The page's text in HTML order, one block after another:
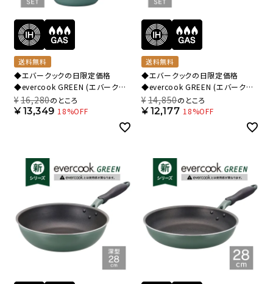
送料無料
◆エバークックの日限定価格
◆evercook GREEN (エバークッ
ク グリーン) IH対応 着脱式 フライ
パン セット 6点 EFGST6【HO】
¥16,280のところ
¥13,349 18%OFF
送料無料
◆エバークックの日限定価格
◆evercook GREEN (エバークッ
ク グリーン) IH対応 着脱式 フライ
パン セット 4点 EFGST4【HO】
¥14,850のところ
¥12,177 18%OFF